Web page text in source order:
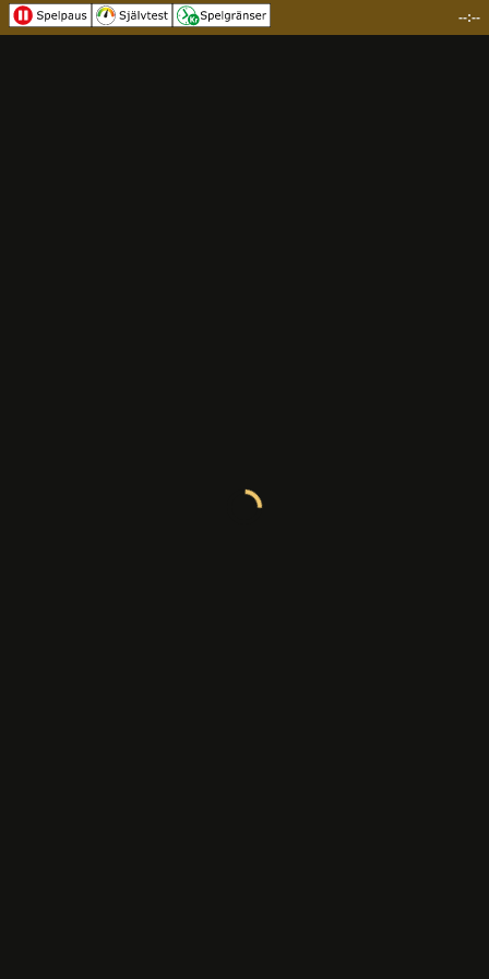
--:--